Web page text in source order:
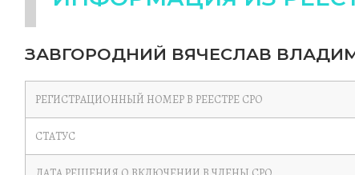
ЗАВГОРОДНИЙ ВЯЧЕСЛАВ
РЕГИСТРАЦИОННЫЙ НОМЕР В РЕЕСТРЕ СРО
СТАТУС